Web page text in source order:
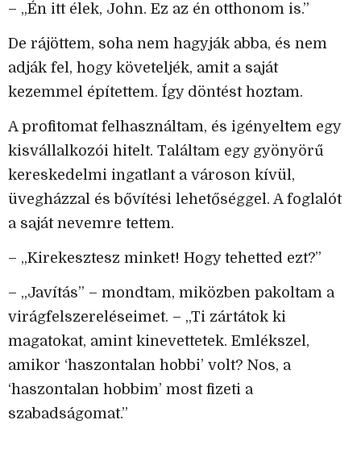
– „Én itt élek, John. Ez az én otthonom is.”
De rájöttem, soha nem hagyják abba, és nem
adják fel, hogy követeljék, amit a saját
kezemmel építettem. Így döntést hoztam.
A profitomat felhasználtam, és igényeltem egy
kisvállalkozói hitelt. Találtam egy gyönyörű
kereskedelmi ingatlant a városon kívül,
üvegházzal és bővítési lehetőséggel. A foglalót
a saját nevemre tettem.
– „Kirekesztesz minket! Hogy tehetted ezt?”
– „Javítás” – mondtam, miközben pakoltam a
virágfelszereléseimet. – „Ti zártátok ki
magatokat, amint kinevettetek. Emlékszel,
amikor ‘haszontalan hobbi’ volt? Nos, a
‘haszontalan hobbim’ most fizeti a
szabadságomat.”